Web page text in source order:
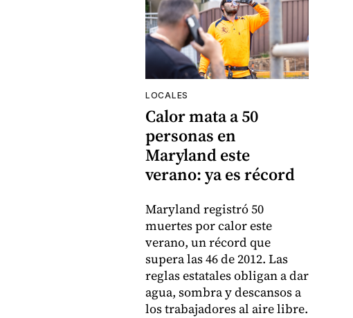
LOCALES
Calor mata a 50
personas en
Maryland este
verano: ya es récord
Maryland registró 50
muertes por calor este
verano, un récord que
supera las 46 de 2012. Las
reglas estatales obligan a dar
agua, sombra y descansos a
los trabajadores al aire libre.